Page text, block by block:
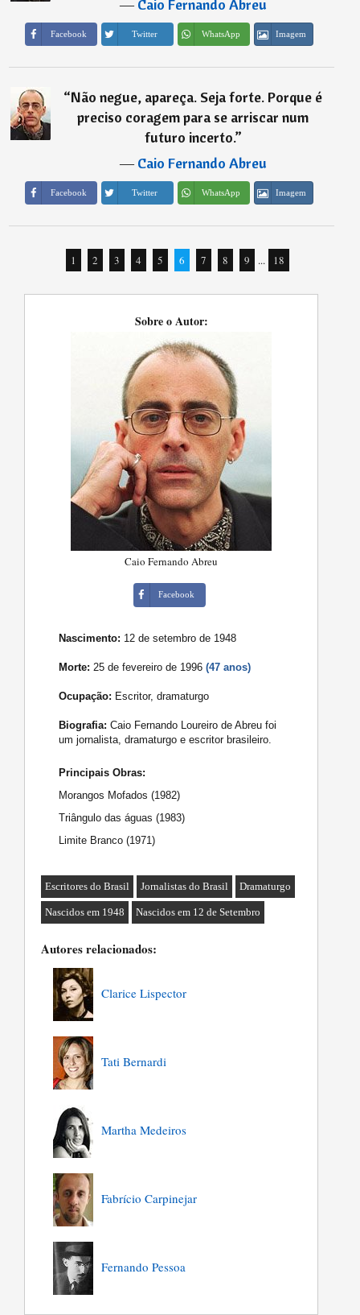
―Caio Fernando Abreu
Facebook Twitter WhatsApp Imagem
“Não negue, apareça. Seja forte. Porque é
preciso coragem para se arriscar num
futuro incerto.”
―Caio Fernando Abreu
Facebook Twitter WhatsApp Imagem
1 2 3 4 5 6 7 8 9 ... 18
Sobre o Autor:
Caio Fernando Abreu
Facebook
Nascimento: 12 de setembro de 1948
Morte: 25 de fevereiro de 1996(47 anos)
Ocupação: Escritor, dramaturgo
Biografia: Caio Fernando Loureiro de Abreu foi
um jornalista, dramaturgo e escritor brasileiro.
Principais Obras:
Morangos Mofados (1982)
Triângulo das águas (1983)
Limite Branco (1971)
Escritores do Brasil Jornalistas do Brasil Dramaturgo
Nascidos em 1948 Nascidos em 12 de Setembro
Autores relacionados:
Clarice Lispector
Tati Bernardi
Martha Medeiros
Fabrício Carpinejar
Fernando Pessoa